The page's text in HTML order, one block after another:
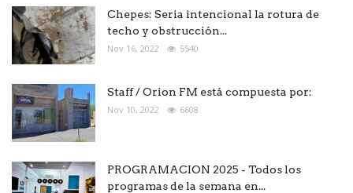
Chepes: Seria intencional la rotura de
techo y obstrucción...
Nov 16, 2022 5540
Staff / Orion FM está compuesta por:
Nov 10, 2022 6608
PROGRAMACION 2025 - Todos los
programas de la semana en...